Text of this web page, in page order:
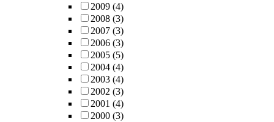
2009 (4)
2008 (3)
2007 (3)
2006 (3)
2005 (5)
2004 (4)
2003 (4)
2002 (3)
2001 (4)
2000 (3)